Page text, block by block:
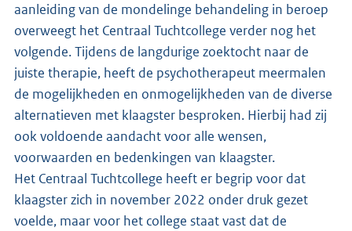
aanleiding van de mondelinge behandeling in beroep
overweegt het Centraal Tuchtcollege verder nog het
volgende. Tijdens de langdurige zoektocht naar de
juiste therapie, heeft de psychotherapeut meermalen
de mogelijkheden en onmogelijkheden van de diverse
alternatieven met klaagster besproken. Hierbij had zij
ook voldoende aandacht voor alle wensen,
voorwaarden en bedenkingen van klaagster.
Het Centraal Tuchtcollege heeft er begrip voor dat
klaagster zich in november 2022 onder druk gezet
voelde, maar voor het college staat vast dat de